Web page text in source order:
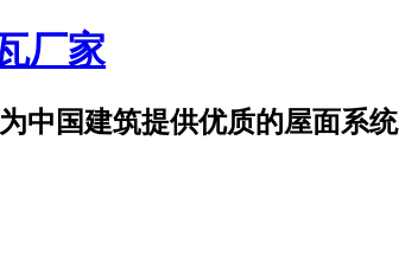
为中国建筑提供优质的屋面系统